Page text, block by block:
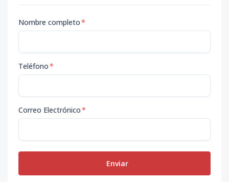
Nombre completo*
Teléfono*
Correo Electrónico*
Enviar